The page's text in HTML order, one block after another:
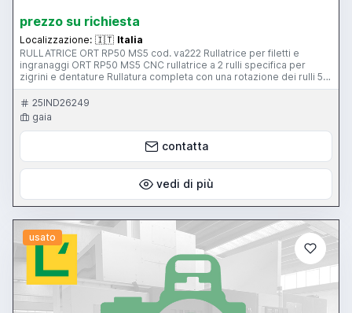
prezzo su richiesta
Localizzazione: 🇮🇹 Italia
RULLATRICE ORT RP50 MS5 cod. va222 Rullatrice per filetti e
ingranaggi ORT RP50 MS5 CNC rullatrice a 2 rulli specifica per
zigrini e dentature Rullatura completa con una rotazione dei rulli 50
ton La macchina è predisposta per la lavorazione di alberi. cod.
va222 Rullatrice per filetti e ingranaggi ORT RP50 MS5 CNC
rullatrice a 2 rulli specifica per zigrini e dentature Rullatura
completa con una rotazione dei rulli 50 ton La macchina è
predisposta per la lavorazione di alberi. Tipologia di macchina:
Rullatrici per filettature mandrino orientabile Intervallo di
diametro:3 – 120 mm Forza di pressione: 50 ton Incisione della
lunghezza della filettatura: 200 mm massima pendenza: 10 mm
Alesaggio dei rulli: 69,85 mm Diametro rulli:160 – 235 mm Dati non
impegnativi
25IND26249
gaia
contatta
vedi di più
usato